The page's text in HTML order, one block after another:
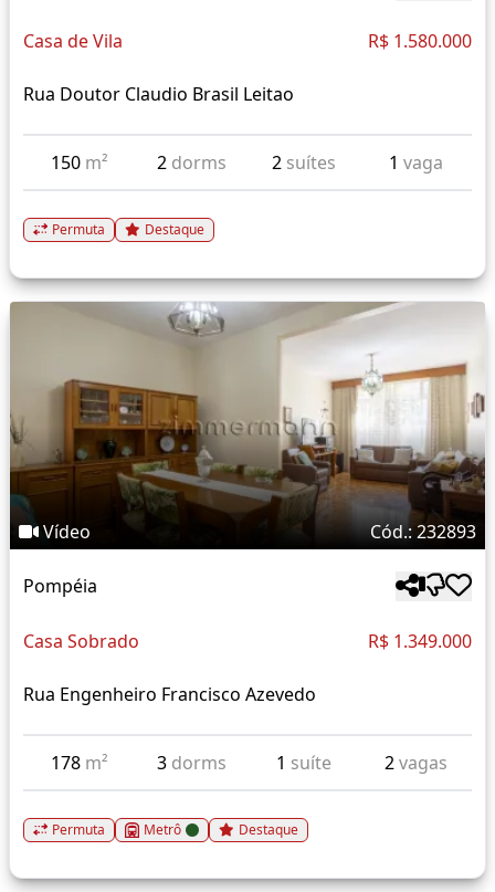
Casa de Vila R$ 1.580.000
Rua Doutor Claudio Brasil Leitao
150 m² 2 dorms 2 suítes 1 vaga
Permuta Destaque
Vídeo Cód.: 232893
Pompéia
Casa Sobrado R$ 1.349.000
Rua Engenheiro Francisco Azevedo
178 m² 3 dorms 1 suíte 2vagas
Permuta Metrô Destaque